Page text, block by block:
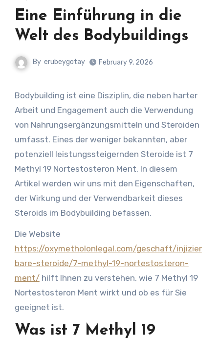
Eine Einführung in die
Welt des Bodybuildings
By erubeygotay February 9, 2026
Bodybuilding ist eine Disziplin, die neben harter
Arbeit und Engagement auch die Verwendung
von Nahrungsergänzungsmitteln und Steroiden
umfasst. Eines der weniger bekannten, aber
potenziell leistungssteigernden Steroide ist 7
Methyl 19 Nortestosteron Ment. In diesem
Artikel werden wir uns mit den Eigenschaften,
der Wirkung und der Verwendbarkeit dieses
Steroids im Bodybuilding befassen.
Die Website
https://oxymetholonlegal.com/geschaft/injizier
bare-steroide/7-methyl-19-nortestosteron-
ment/hilft Ihnen zu verstehen, wie 7 Methyl 19
Nortestosteron Ment wirkt und ob es für Sie
geeignet ist.
Was ist 7 Methyl 19